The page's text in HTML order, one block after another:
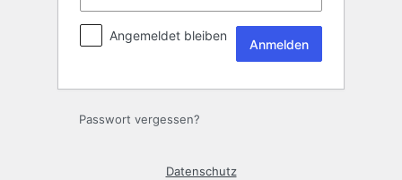
Angemeldet bleiben
Passwort vergessen?
Datenschutz